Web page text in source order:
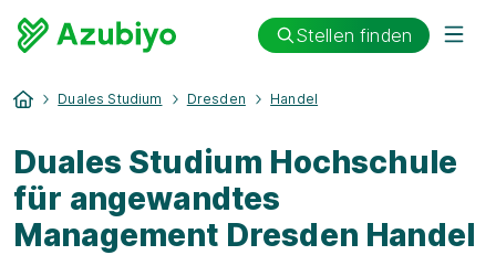
Stellen finden
Duales Studium Dresden Handel
Duales Studium Hochschule
für angewandtes
Management Dresden Handel